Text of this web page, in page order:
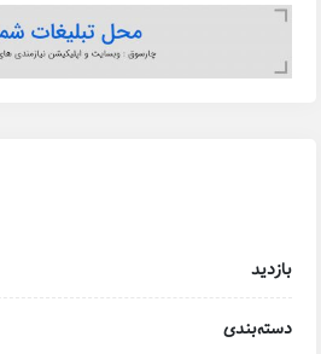
بازدید
دسته‌بندی